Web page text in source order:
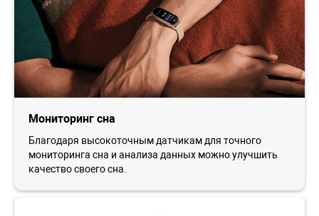
Мониторинг сна
Благодаря высокоточным датчикам для точного
мониторинга сна и анализа данных можно улучшить
качество своего сна.